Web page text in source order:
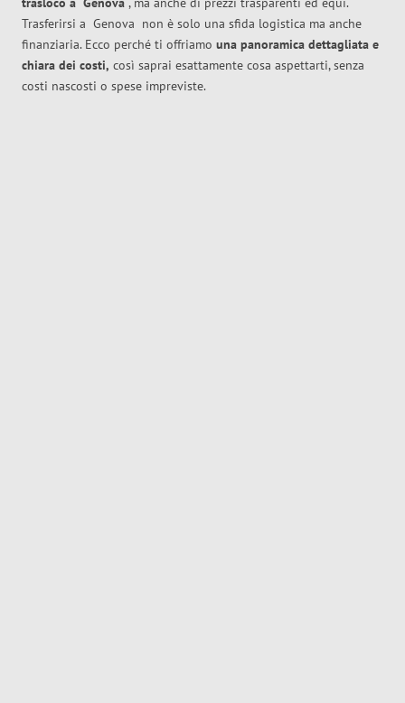
Trasferirsi a Genova non è solo una sfida logistica ma anche
finanziaria. Ecco perché ti offriamo una panoramica dettagliata e
chiara dei costi, così saprai esattamente cosa aspettarti, senza
costi nascosti o spese impreviste.